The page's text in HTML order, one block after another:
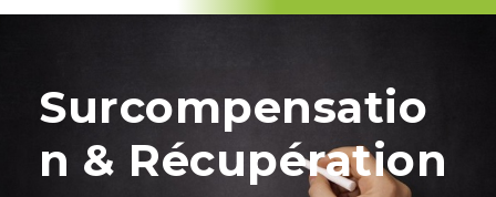
Surcompensatio
n & Récupération